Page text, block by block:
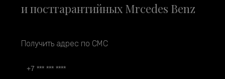
и постгарантийных Mrcedes Benz
Получить адрес по СМС